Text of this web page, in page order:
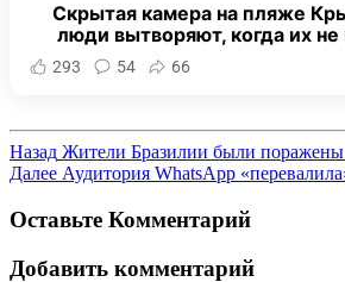
Скрытая камера на пляже
люди вытворяют, когда их не
293 54 66
Назад Жители Бразилии были поражены
Далее Аудитория WhatsApp
Оставьте Комментарий
Добавить комментарий